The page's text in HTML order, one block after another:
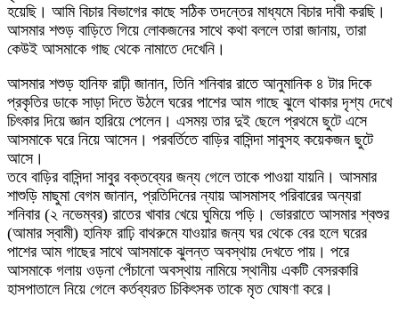
হয়েছি। আমি বিচার বিভাগের কাছে সঠিক তদন্তের মাধ্যমে বিচার দাবী করছি।
আসমার শশুড় বাড়িতে গিয়ে লোকজনের সাথে কথা বললে তারা জানায়, তারা
কেউই আসমাকে গাছ থেকে নামাতে দেখেনি।
আসমার শশুড় হানিফ রাঢ়ী জানান, তিনি শনিবার রাতে আনুমানিক ৪ টার দিকে
প্রকৃতির ডাকে সাড়া দিতে উঠলে ঘরের পাশের আম গাছে ঝুলে থাকার দৃশ্য দেখে
চিৎকার দিয়ে জ্ঞান হারিয়ে পেলেন। এসময় তার দুই ছেলে প্রথমে ছুটে এসে
আসমাকে ঘরে নিয়ে আসেন। পরবর্তিতে বাড়ির বাসিন্দা সাবুসহ কয়েকজন ছুটে
আসে।
তবে বাড়ির বাসিন্দা সাবুর বক্তব্যের জন্য গেলে তাকে পাওয়া যায়নি। আসমার
শাশুড়ি মাছুমা বেগম জানান, প্রতিদিনের ন্যায় আসমাসহ পরিবারের অন্যরা
শনিবার (২ নভেম্বর) রাতের খাবার খেয়ে ঘুমিয়ে পড়ি। ভোররাতে আসমার শ্বশুর
(আমার স্বামী) হানিফ রাঢ়ি বাথরুমে যাওয়ার জন্য ঘর থেকে বের হলে ঘরের
পাশের আম গাছের সাথে আসমাকে ঝুলন্ত অবস্থায় দেখতে পায়। পরে
আসমাকে গলায় ওড়না পেঁচানো অবস্থায় নামিয়ে স্থানীয় একটি বেসরকারি
হাসপাতালে নিয়ে গেলে কর্তব্যরত চিকিৎসক তাকে মৃত ঘোষণা করে।